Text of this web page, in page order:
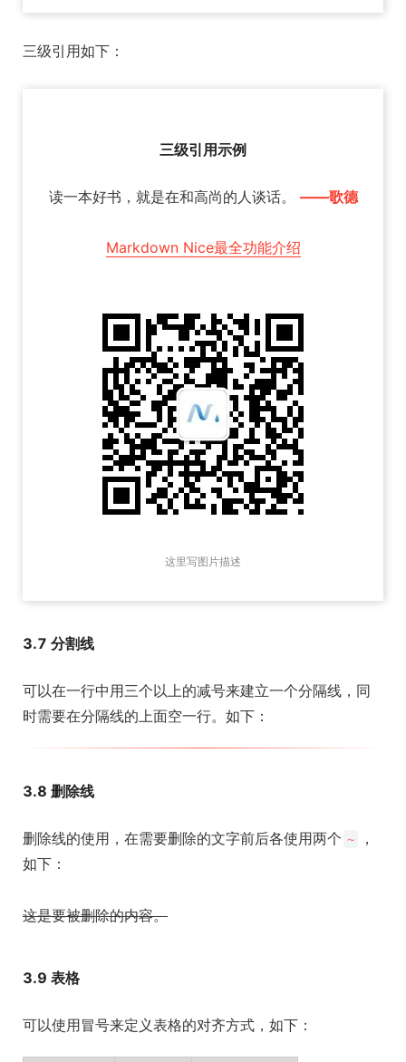
三级引用如下：
三级引用示例
读一本好书，就是在和高尚的人谈话。 ——歌德
Markdown Nice最全功能介绍
这里写图片描述
3.7 分割线
可以在一行中用三个以上的减号来建立一个分隔线，同
时需要在分隔线的上面空一行。如下：
3.8 删除线
删除线的使用，在需要删除的文字前后各使用两个 ~
，
如下：
这是要被删除的内容。
3.9 表格
可以使用冒号来定义表格的对齐方式，如下：